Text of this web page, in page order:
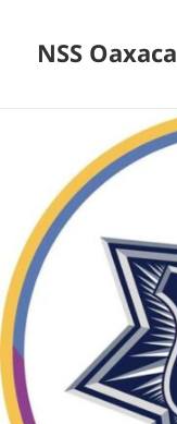
NSS Oaxaca